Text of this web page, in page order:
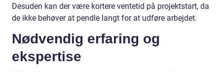
Desuden kan der være kortere ventetid på projektstart, da
de ikke behøver at pendle langt for at udføre arbejdet.
Nødvendig erfaring og
ekspertise